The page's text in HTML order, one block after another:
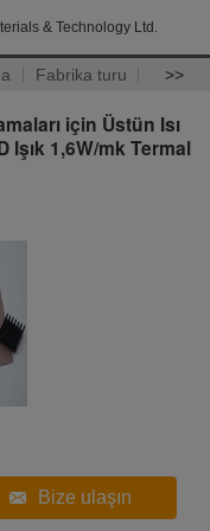
& Technology Ltd.
Fabrika turu >>
için Üstün Isı
1,6W/mk Termal
Bize ulaşın